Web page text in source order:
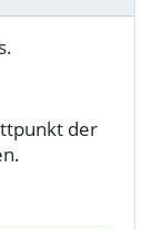
der